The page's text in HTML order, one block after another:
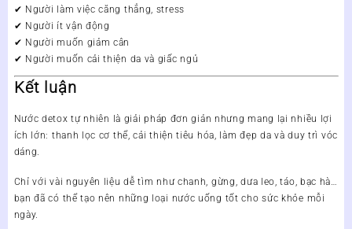
✔ Người làm việc căng thẳng, stress
✔ Người ít vận động
✔ Người muốn giảm cân
✔ Người muốn cải thiện da và giấc ngủ
Kết luận
Nước detox tự nhiên
là giải pháp đơn giản nhưng mang lại nhiều lợi
ích lớn: thanh lọc cơ thể, cải thiện tiêu hóa, làm đẹp da và duy trì vóc
dáng.
Chỉ với vài nguyên liệu dễ tìm như chanh, gừng, dưa leo, táo, bạc hà…
bạn đã có thể tạo nên những loại nước uống tốt cho sức khỏe mỗi
ngày.